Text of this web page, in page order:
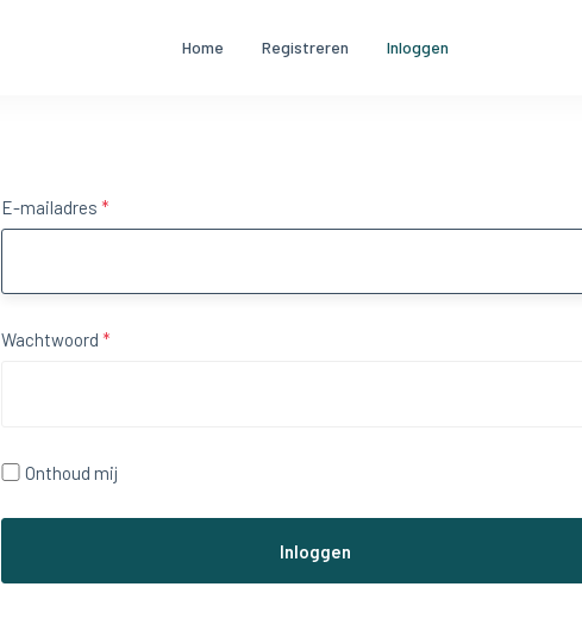
Home Registreren Inloggen
E-mailadres *
Wachtwoord *
Onthoud mij
Inloggen